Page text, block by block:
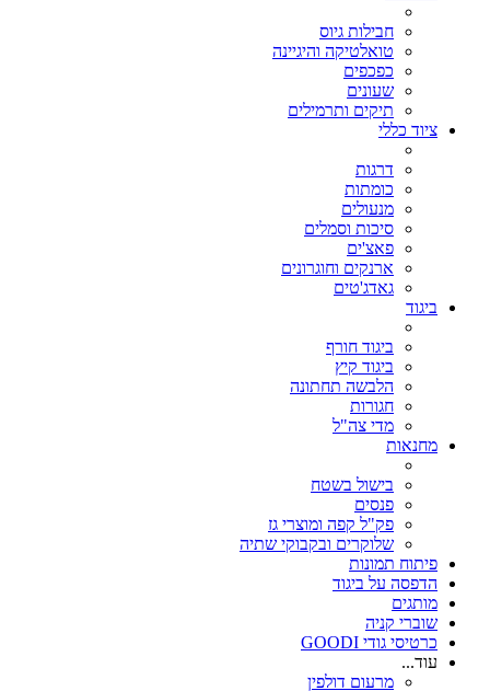
חבילות גיוס
טואלטיקה והיגיינה
כפכפים
שעונים
תיקים ותרמילים
ציוד כללי
דרגות
כומתות
מנעולים
סיכות וסמלים
פאצ'ים
ארנקים וחוגרונים
גאדג'טים
ביגוד
ביגוד חורף
ביגוד קיץ
הלבשה תחתונה
חגורות
מדי צה"ל
מחנאות
בישול בשטח
פנסים
פק"ל קפה ומוצרי גז
שלוקרים ובקבוקי שתיה
פיתוח תמונות
הדפסה על ביגוד
מותגים
שוברי קניה
כרטיסי גודי GOODI
עוד...
מרעום דולפין